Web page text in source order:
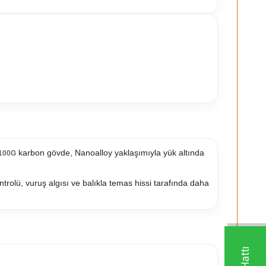
karbon gövde, Nanoalloy yaklaşımıyla yük altında
vuruş algısı ve balıkla temas hissi tarafında daha